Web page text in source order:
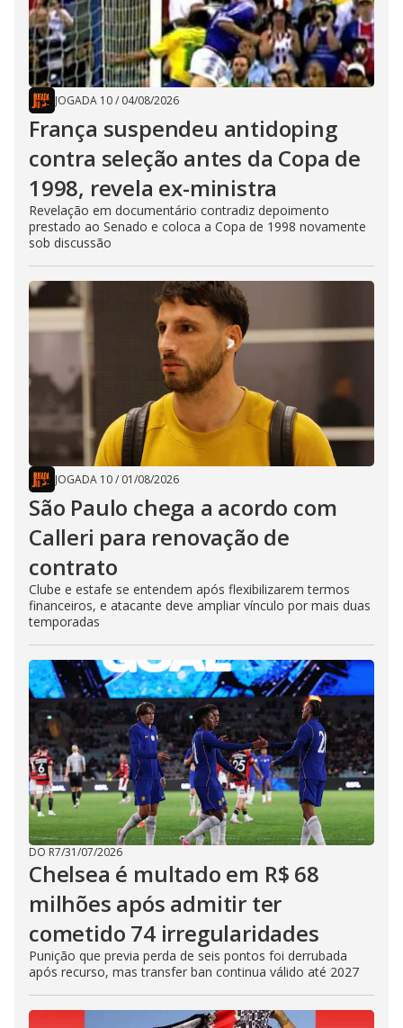
JOGADA 10/ 04/08/2026
França suspendeu antidoping
contra seleção antes da Copa de
1998, revela ex-ministra
Revelação em documentário contradiz depoimento
prestado ao Senado e coloca a Copa de 1998 novamente
sob discussão
JOGADA 10/ 01/08/2026
São Paulo chega a acordo com
Calleri para renovação de
contrato
Clube e estafe se entendem após flexibilizarem termos
financeiros, e atacante deve ampliar vínculo por mais duas
temporadas
DO R7/31/07/2026
Chelsea é multado em R$ 68
milhões após admitir ter
cometido 74 irregularidades
Punição que previa perda de seis pontos foi derrubada
após recurso, mas transfer ban continua válido até 2027